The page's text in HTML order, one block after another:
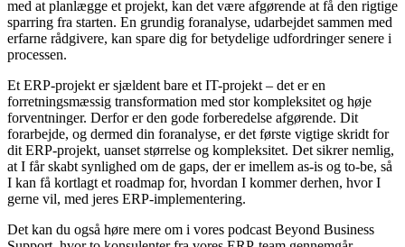
med at planlægge et projekt, kan det være afgørende at få den rigtige
sparring fra starten. En grundig foranalyse, udarbejdet sammen med
erfarne rådgivere, kan spare dig for betydelige udfordringer senere i
processen.
Et ERP-projekt er sjældent bare et IT-projekt – det er en
forretningsmæssig transformation med stor kompleksitet og høje
forventninger. Derfor er den gode forberedelse afgørende. Dit
forarbejde, og dermed din foranalyse, er det første vigtige skridt for
dit ERP-projekt, uanset størrelse og kompleksitet. Det sikrer nemlig,
at I får skabt synlighed om de gaps, der er imellem as-is og to-be, så
I kan få kortlagt et roadmap for, hvordan I kommer derhen, hvor I
gerne vil, med jeres ERP-implementering.
Det kan du også høre mere om i vores podcast Beyond Business